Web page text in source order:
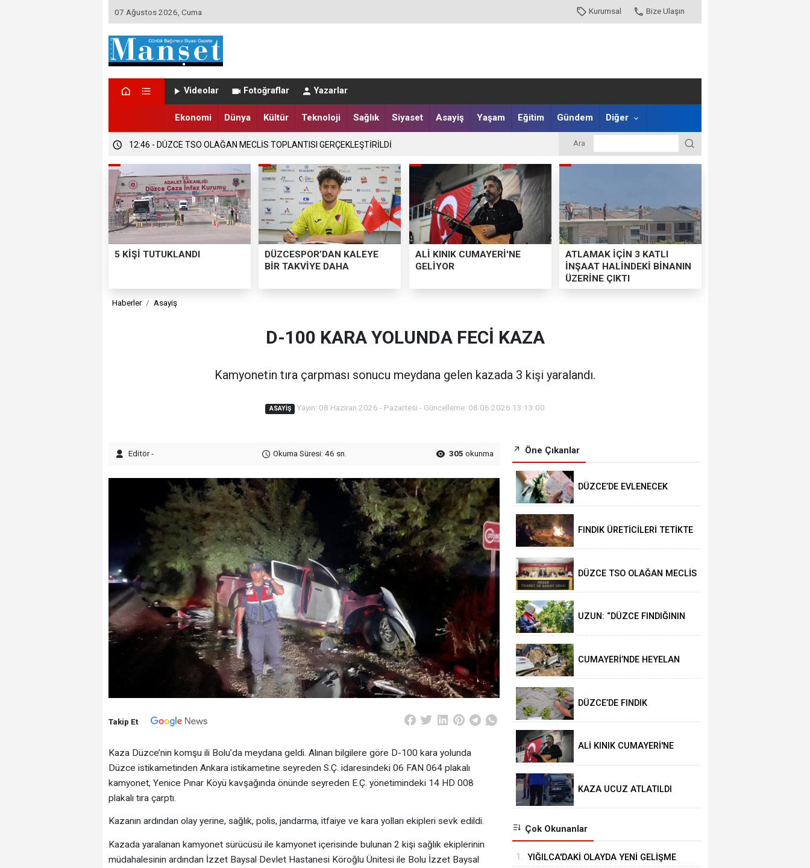
07 Ağustos 2026, Cuma Kurumsal Bize Ulaşın
Videolar Fotoğraflar Yazarlar
Ekonomi Dünya Kültür Teknoloji Sağlık Siyaset Asayiş Yaşam Eğitim Gündem Diğer
12:46 - DÜZCE TSO OLAĞAN MECLİS TOPLANTISI GERÇEKLEŞTİRİLDİ Ara
5 KİŞİ TUTUKLANDI
DÜZCESPOR’DAN KALEYE
BİR TAKVİYE DAHA
ALİ KINIK CUMAYERİ'NE
GELİYOR
ATLAMAK İÇİN 3 KATLI
İNŞAAT HALİNDEKİ BİNANIN
ÜZERİNE ÇIKTI
Haberler Asayiş
D-100 KARA YOLUNDA FECİ KAZA
Kamyonetin tıra çarpması sonucu meydana gelen kazada 3 kişi yaralandı.
ASAYIŞ Yayın: 08 Haziran 2026 - Pazartesi - Güncelleme: 08.06.2026 13:13:00
Editör - Okuma Süresi: 46 sn. 305 okunma
Takip Et
Kaza Düzce’nin komşu ili Bolu’da meydana geldi. Alınan bilgilere göre D-100 kara yolunda
Düzce istikametinden Ankara istikametine seyreden S.Ç. idaresindeki 06 FAN 064 plakalı
kamyonet, Yenice Pınar Köyü kavşağında önünde seyreden E.Ç. yönetimindeki 14 HD 008
plakalı tıra çarptı.
Kazanın ardından olay yerine, sağlık, polis, jandarma, itfaiye ve kara yolları ekipleri sevk edildi.
Kazada yaralanan kamyonet sürücüsü ile kamyonet içerisinde bulunan 2 kişi sağlık ekiplerinin
müdahalesinin ardından İzzet Baysal Devlet Hastanesi Köroğlu Ünitesi ile Bolu İzzet Baysal
Öne Çıkanlar
DÜZCE’DE EVLENECEK
FINDIK ÜRETİCİLERİ TETİKTE
DÜZCE TSO OLAĞAN MECLİS
GERÇEKLEŞTİRİLDİ
UZUN: “DÜZCE FINDIĞININ
CUMAYERİ’NDE HEYELAN
DÜZCE’DE FINDIK
AÇIKLADILAR
ALİ KINIK CUMAYERİ'NE
KAZA UCUZ ATLATILDI
Çok Okunanlar
1. YIĞILCA'DAKİ OLAYDA YENİ GELİŞME